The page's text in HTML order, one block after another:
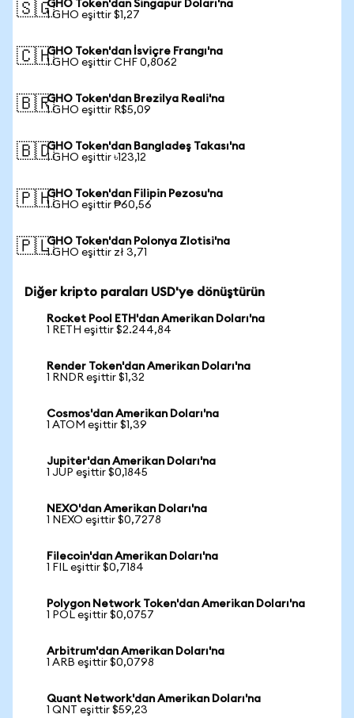
🇸🇬GHO Token'dan Singapur Doları'na
1 GHO eşittir $1,27
🇨🇭GHO Token'dan İsviçre Frangı'na
1 GHO eşittir CHF 0,8062
🇧🇷GHO Token'dan Brezilya Reali'na
1 GHO eşittir R$5,09
🇧🇩GHO Token'dan Bangladeş Takası'na
1 GHO eşittir ৳123,12
🇵🇭GHO Token'dan Filipin Pezosu'na
1 GHO eşittir ₱60,56
🇵🇱GHO Token'dan Polonya Zlotisi'na
1 GHO eşittir zł 3,71
Diğer kripto paraları USD'ye dönüştürün
Rocket Pool ETH'dan Amerikan Doları'na
1 RETH eşittir $2.244,84
Render Token'dan Amerikan Doları'na
1 RNDR eşittir $1,32
Cosmos'dan Amerikan Doları'na
1 ATOM eşittir $1,39
Jupiter'dan Amerikan Doları'na
1 JUP eşittir $0,1845
NEXO'dan Amerikan Doları'na
1 NEXO eşittir $0,7278
Filecoin'dan Amerikan Doları'na
1 FIL eşittir $0,7184
Polygon Network Token'dan Amerikan Doları'na
1 POL eşittir $0,0757
Arbitrum'dan Amerikan Doları'na
1 ARB eşittir $0,0798
Quant Network'dan Amerikan Doları'na
1 QNT eşittir $59,23